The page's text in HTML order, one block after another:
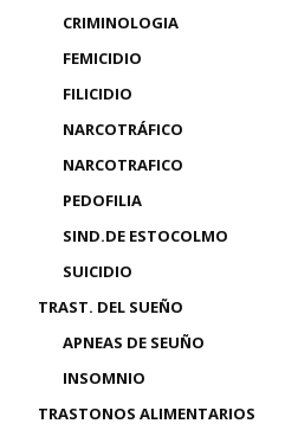
CRIMINOLOGIA
FEMICIDIO
FILICIDIO
NARCOTRÁFICO
NARCOTRAFICO
PEDOFILIA
SIND.DE ESTOCOLMO
SUICIDIO
TRAST. DEL SUEÑO
APNEAS DE SEUÑO
INSOMNIO
TRASTONOS ALIMENTARIOS